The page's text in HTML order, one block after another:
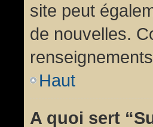
site peut
de nouvelles.
Haut
A quoi sert